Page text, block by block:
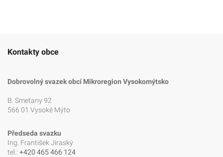
Kontakty obce
Dobrovolný svazek obcí Mikroregion Vysokomýtsko
B. Smetany 92
566 01 Vysoké Mýto
Předseda svazku
Ing. František Jiraský
tel.: +420 465 466 124